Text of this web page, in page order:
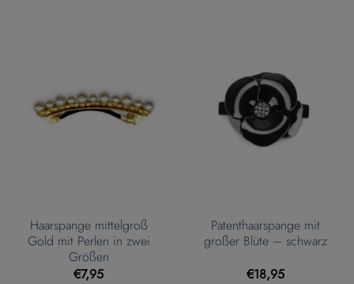
Haarspange mittelgroß
Gold mit Perlen in zwei
Größen
€7,95
Patenthaarspange mit
großer Blüte – schwarz
€18,95